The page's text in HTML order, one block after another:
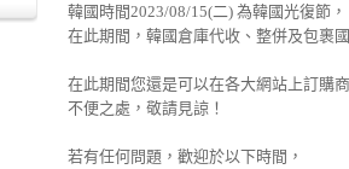
韓國時間2023/08/15(二) 為韓國光復節，
在此期間，韓國倉庫代收、整併及包裹
在此期間您還是可以在各大網站上訂購
不便之處，敬請見諒！
若有任何問題，歡迎於以下時間，